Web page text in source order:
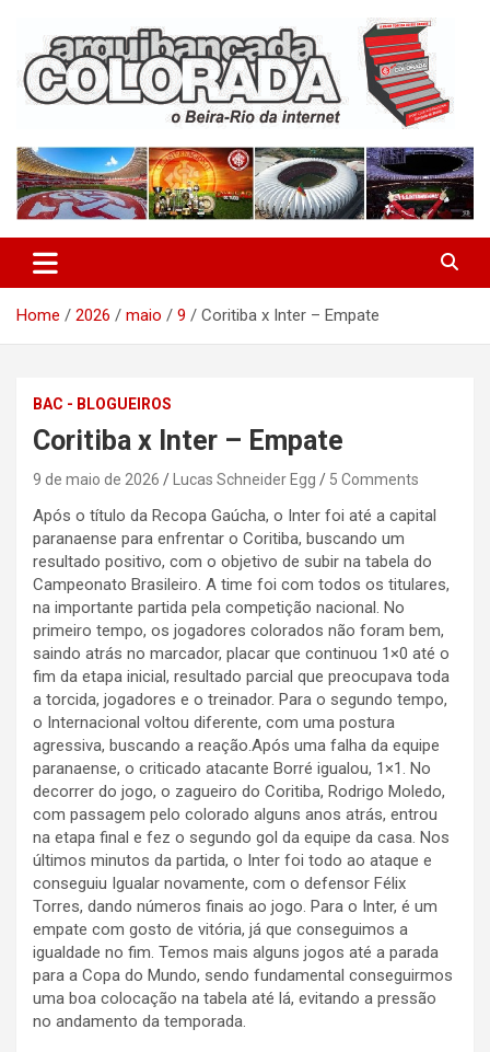
content
Arquibancada Colorada
Home 2026 maio 9 Coritiba x Inter – Empate
BAC - BLOGUEIROS
Coritiba x Inter – Empate
9 de maio de 2026 Lucas Schneider Egg 5 Comments
Após o título da Recopa Gaúcha, o Inter foi até a capital
paranaense para enfrentar o Coritiba, buscando um
resultado positivo, com o objetivo de subir na tabela do
Campeonato Brasileiro. A time foi com todos os titulares,
na importante partida pela competição nacional. No
primeiro tempo, os jogadores colorados não foram bem,
saindo atrás no marcador, placar que continuou 1×0 até o
fim da etapa inicial, resultado parcial que preocupava toda
a torcida, jogadores e o treinador. Para o segundo tempo,
o Internacional voltou diferente, com uma postura
agressiva, buscando a reação.Após uma falha da equipe
paranaense, o criticado atacante Borré igualou, 1×1. No
decorrer do jogo, o zagueiro do Coritiba, Rodrigo Moledo,
com passagem pelo colorado alguns anos atrás, entrou
na etapa final e fez o segundo gol da equipe da casa. Nos
últimos minutos da partida, o Inter foi todo ao ataque e
conseguiu Igualar novamente, com o defensor Félix
Torres, dando números finais ao jogo. Para o Inter, é um
empate com gosto de vitória, já que conseguimos a
igualdade no fim. Temos mais alguns jogos até a parada
para a Copa do Mundo, sendo fundamental conseguirmos
uma boa colocação na tabela até lá, evitando a pressão
no andamento da temporada.